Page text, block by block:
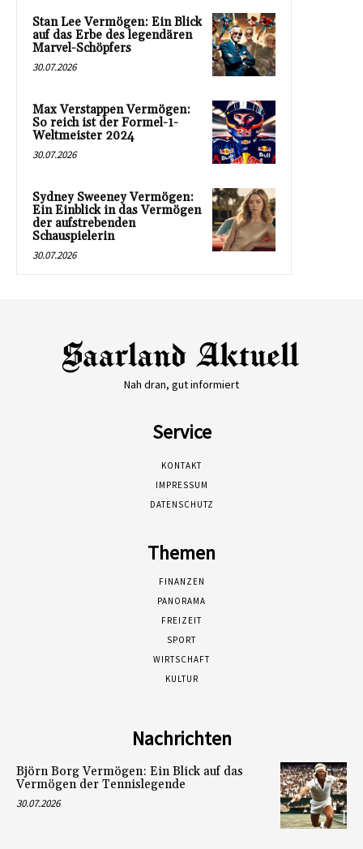
Stan Lee Vermögen: Ein Blick
auf das Erbe des legendären
Marvel-Schöpfers
30.07.2026
Max Verstappen Vermögen:
So reich ist der Formel-1-
Weltmeister 2024
30.07.2026
Sydney Sweeney Vermögen:
Ein Einblick in das Vermögen
der aufstrebenden
Schauspielerin
30.07.2026
Nah dran, gut informiert
Service
KONTAKT
IMPRESSUM
DATENSCHUTZ
Themen
FINANZEN
PANORAMA
FREIZEIT
SPORT
WIRTSCHAFT
KULTUR
Nachrichten
Björn Borg Vermögen: Ein Blick auf das
Vermögen der Tennislegende
30.07.2026